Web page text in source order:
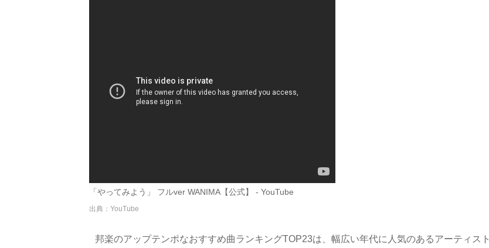
「やってみよう」 フルver WANIMA【公式】 - YouTube
出典：YouTube
邦楽のアップテンポなおすすめ曲ランキングTOP23は、幅広い年代に人気のあるアーティスト